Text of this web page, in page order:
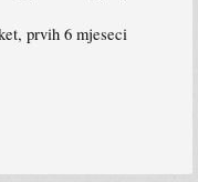
prvih 6 mjeseci